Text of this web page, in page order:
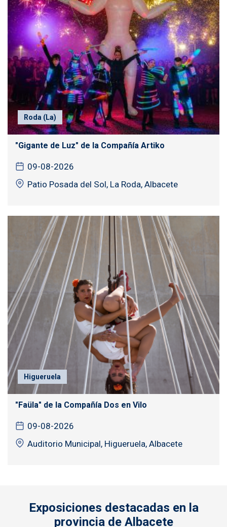
Roda (La)
"Gigante de Luz" de la Compañía Artiko
09-08-2026
Patio Posada del Sol, La Roda, Albacete
Higueruela
"Faüla" de la Compañía Dos en Vilo
09-08-2026
Auditorio Municipal, Higueruela, Albacete
Exposiciones destacadas en la
provincia de Albacete